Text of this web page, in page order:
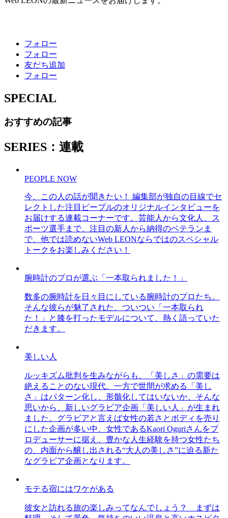
フォロー
フォロー
友だち追加
フォロー
SPECIAL
おすすめの記事
SERIES：連載
PEOPLE NOW
今、この人の話が聞きたい！ 編集部が独自の目線でセ
レクトした注目ピープルのオリジナルインタビューを
お届けする連載コーナーです。芸能人から文化人、ス
ポーツ選手まで、注目の新人から納得のベテランま
で、他では読めないWeb LEONならではのスペシャル
トークをお楽しみください！
腕時計のプロが選ぶ「一本取られました！」
数多の腕時計を日々目にしている腕時計のプロたち。
そんな彼らが魅了された、ついつい「一本取られ
た！」と膝を打ったモデルについて、熱く語っていた
だきます。
美しい人
ルッキズム批判を生みながらも、「美しさ」の需要は
絶えることのない現代。一方で世間が求める「美し
さ」はパターン化し、形骸化してはいないか、そんな
思いから、新しいグラビア企画「美しい人」が生まれ
ました。グラビアと言えば女性の若さとボディを売り
にした企画が多い中、女性であるKaori Oguriさんをプ
ロデューサーに据え、豊かな人生経験を持つ女性たち
の、内面から醸し出される“大人の美しさ”に迫る新た
なグラビア企画となります。
モテる宿にはワケがある
彼女と訪れる旅の楽しみってなんでしょう？ まずは